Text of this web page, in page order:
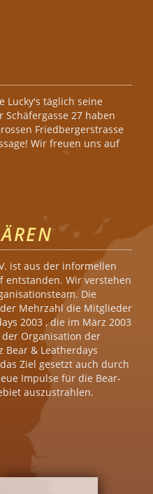
Lucky's täglich seine
Schäfergasse 27 haben
Friedbergerstrasse
Wir freuen uns auf
ist aus der informellen
entstanden. Wir verstehen
Die
Mehrzahl die Mitglieder
2003 , die im März 2003
Organisation der
Bear & Leatherdays
Ziel gesetzt auch durch
Impulse für die Bear-
auszustrahlen.
Bären